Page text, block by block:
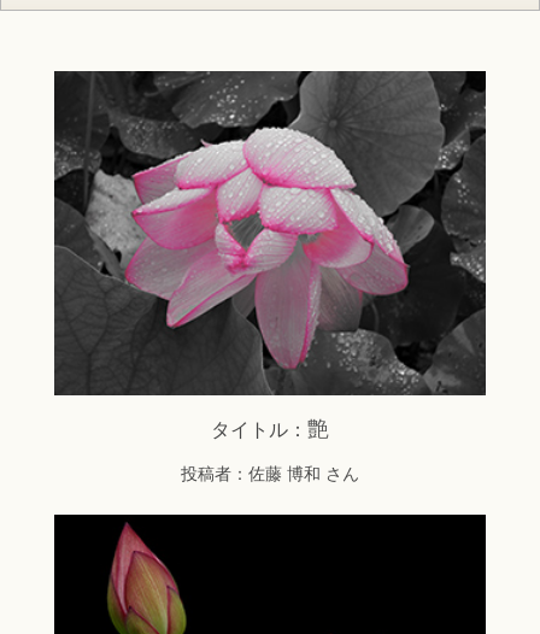
タイトル： 艶
投稿者：佐藤 博和 さん